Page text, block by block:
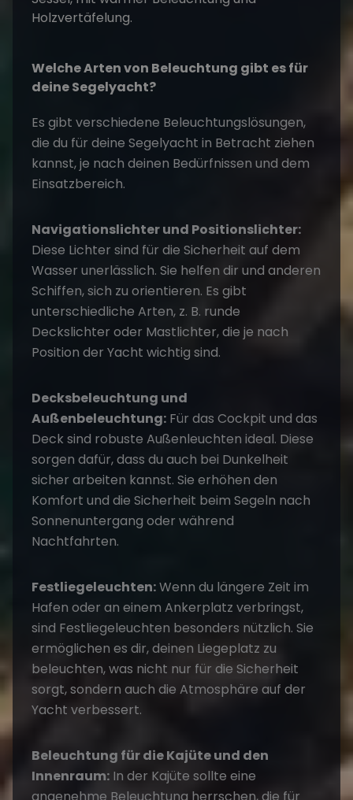
Welche Arten von Beleuchtung gibt es für
deine Segelyacht?
Es gibt verschiedene Beleuchtungslösungen,
die du für deine Segelyacht in Betracht ziehen
kannst, je nach deinen Bedürfnissen und dem
Einsatzbereich.
Navigationslichter und Positionslichter:
Diese Lichter sind für die Sicherheit auf dem
Wasser unerlässlich. Sie helfen dir und anderen
Schiffen, sich zu orientieren. Es gibt
unterschiedliche Arten, z. B. runde
Deckslichter oder Mastlichter, die je nach
Position der Yacht wichtig sind.
Decksbeleuchtung und
Außenbeleuchtung: Für das Cockpit und das
Deck sind robuste Außenleuchten ideal. Diese
sorgen dafür, dass du auch bei Dunkelheit
sicher arbeiten kannst. Sie erhöhen den
Komfort und die Sicherheit beim Segeln nach
Sonnenuntergang oder während
Nachtfahrten.
Festliegeleuchten:Wenn du längere Zeit im
Hafen oder an einem Ankerplatz verbringst,
sind Festliegeleuchten besonders nützlich. Sie
ermöglichen es dir, deinen Liegeplatz zu
beleuchten, was nicht nur für die Sicherheit
sorgt, sondern auch die Atmosphäre auf der
Yacht verbessert.
Beleuchtung für die Kajüte und den
Innenraum: In der Kajüte sollte eine
angenehme Beleuchtung herrschen, die für